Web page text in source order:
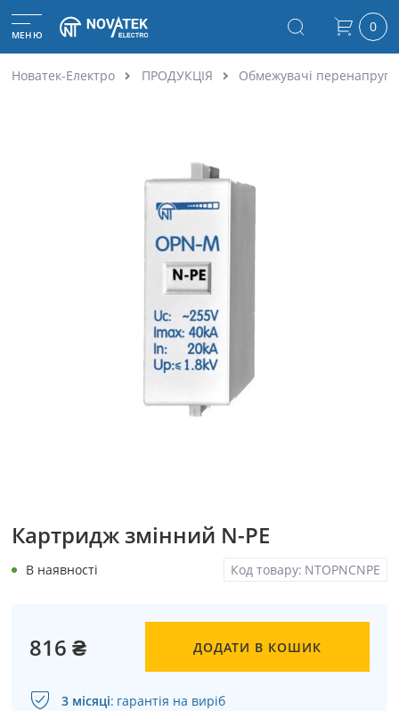
МЕНЮ 0
Новатек-Електро ПРОДУКЦІЯ Обмежувачі перенапруг
Картридж змінний N-PE
Код товару: NTOPNCNPE
В наявності
816 ₴ ДОДАТИ В КОШИК
3 місяці: гарантія на виріб